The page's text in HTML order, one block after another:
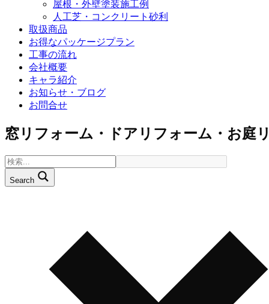
屋根・外壁塗装施工例
人工芝・コンクリート砂利
取扱商品
お得なパッケージプラン
工事の流れ
会社概要
キャラ紹介
お知らせ・ブログ
お問合せ
窓リフォーム・ドアリフォーム・お庭
Search